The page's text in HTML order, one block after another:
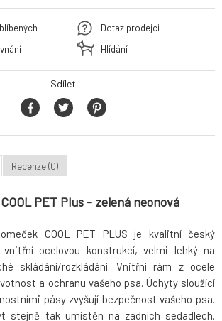
Dotaz prodejci
Hlídání
Sdílet
Recenze (0)
PET Plus - zelená neonová
COOL PET PLUS je kvalitní český
ocelovou konstrukcí, velmi lehký na
skládání/rozkládání. Vnitřní rám z ocele
a ochranu vašeho psa. Úchyty sloužící
pásy zvyšují bezpečnost vašeho psa.
stejně tak umístěn na zadních sedadlech.